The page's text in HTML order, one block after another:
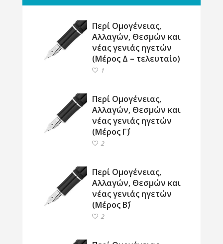
Περί Ομογένειας,
Αλλαγών, Θεσμών και
νέας γενιάς ηγετών
(Μέρος Δ – τελευταίο)
1
Περί Ομογένειας,
Αλλαγών, Θεσμών και
νέας γενιάς ηγετών
(Μέρος Γ΄)
2
Περί Ομογένειας,
Αλλαγών, Θεσμών και
νέας γενιάς ηγετών
(Μέρος Β΄)
2